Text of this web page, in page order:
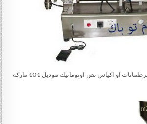
مكينة لتعبئة الأطعمة فى برطمانات او اكياس نص اوتوماتيك موديل 404 ماركة